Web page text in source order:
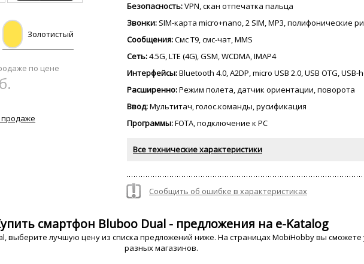
Золотистый
по цене
Безопасность:VPN, скан отпечатка пальца
Звонки: SIM-карта micro+nano, 2 SIM, MP3, полифонические
Сообщения:Смс Т9, смс-чат, MMS
Сеть:4.5G, LTE (4G), GSM, WCDMA, IMAP4
Интерфейсы:Bluetooth 4.0, A2DP, micro USB 2.0, USB OTG, USB-
Расширенно:Режим полета, датчик ориентации, поворота
Ввод:Мультитач, голос.команды, русификация
Программы:FOTA, подключение к PC
Все технические характеристики
Сообщить об ошибке в характеристиках
смартфон Bluboo Dual - предложения на e-Katalog
выберите лучшую цену из списка предложений ниже. На страницах MobiHobby вы сможете
разных магазинов.